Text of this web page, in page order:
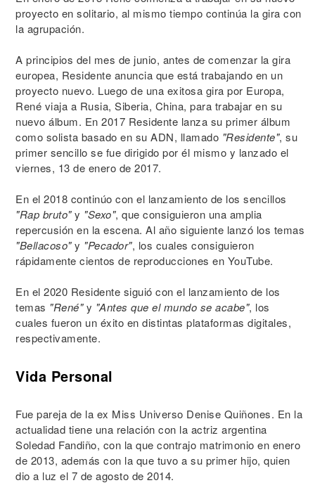
proyecto en solitario, al mismo tiempo continúa la gira con
la agrupación.
A principios del mes de junio, antes de comenzar la gira
europea, Residente anuncia que está trabajando en un
proyecto nuevo. Luego de una exitosa gira por Europa,
René viaja a Rusia, Siberia, China, para trabajar en su
nuevo álbum. En 2017 Residente lanza su primer álbum
como solista basado en su ADN, llamado "Residente", su
primer sencillo se fue dirigido por él mismo y lanzado el
viernes, 13 de enero de 2017.
En el 2018 continúo con el lanzamiento de los sencillos
"Rap bruto"y "Sexo", que consiguieron una amplia
repercusión en la escena. Al año siguiente lanzó los temas
"Bellacoso"y "Pecador", los cuales consiguieron
rápidamente cientos de reproducciones en YouTube.
En el 2020 Residente siguió con el lanzamiento de los
temas "René"y "Antes que el mundo se acabe", los
cuales fueron un éxito en distintas plataformas digitales,
respectivamente.
Vida Personal
Fue pareja de la ex Miss Universo Denise Quiñones. En la
actualidad tiene una relación con la actriz argentina
Soledad Fandiño, con la que contrajo matrimonio en enero
de 2013, además con la que tuvo a su primer hijo, quien
dio a luz el 7 de agosto de 2014.